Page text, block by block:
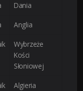
Dania
Anglia
Wybrzeże
Kości
Słoniowej
Algieria